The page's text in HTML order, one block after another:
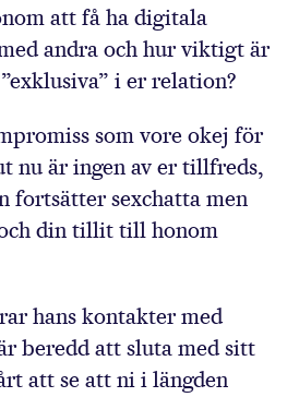
att få ha digitala
andra och hur viktigt är
i er relation?
som vore okej för
nu är ingen av er tillfreds,
fortsätter sexchatta men
din tillit till honom
hans kontakter med
beredd att sluta med sitt
att se att ni i längden